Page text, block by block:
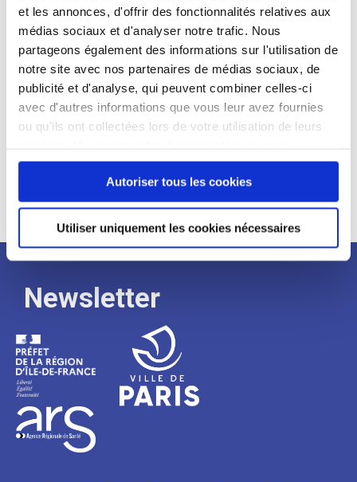
et les annonces, d'offrir des fonctionnalités relatives aux
médias sociaux et d'analyser notre trafic. Nous
partageons également des informations sur l'utilisation de
notre site avec nos partenaires de médias sociaux, de
publicité et d'analyse, qui peuvent combiner celles-ci
avec d'autres informations que vous leur avez fournies
ou qu'ils ont collectées lors de votre utilisation de leurs
continuez à utiliser notre site Web.
Autoriser tous les cookies
Utiliser uniquement les cookies nécessaires
Profil recherché :
Expérience :
Processus
de
recrutement
Newsletter